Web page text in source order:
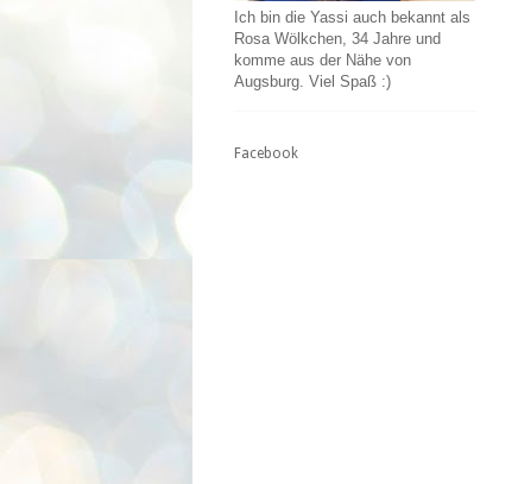
Ich bin die Yassi auch bekannt als
Rosa Wölkchen, 34 Jahre und
komme aus der Nähe von
Augsburg. Viel Spaß :)
Facebook